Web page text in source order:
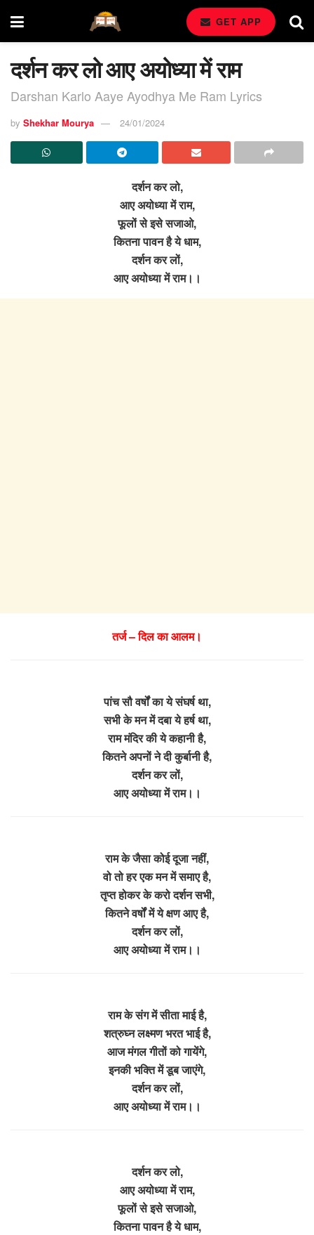
GET APP
दर्शन कर लो आए अयोध्या में राम
Darshan Karlo Aaye Ayodhya Me Ram Lyrics
by Shekhar Mourya 24/01/2024
दर्शन कर लो,
आए अयोध्या में राम,
फूलों से इसे सजाओ,
कितना पावन है ये धाम,
दर्शन कर लों,
आए अयोध्या में राम।।
तर्ज – दिल का आलम।
पांच सौ वर्षों का ये संघर्ष था,
सभी के मन में दबा ये हर्ष था,
राम मंदिर की ये कहानी है,
कितने अपनों ने दी कुर्बानी है,
दर्शन कर लों,
आए अयोध्या में राम।।
राम के जैसा कोई दूजा नहीं,
वो तो हर एक मन में समाए है,
तृप्त होकर के करो दर्शन सभी,
कितने वर्षों में ये क्षण आए है,
दर्शन कर लों,
आए अयोध्या में राम।।
राम के संग में सीता माई है,
शत्रुघ्न लक्ष्मण भरत भाई है,
आज मंगल गीतों को गायेंगे,
इनकी भक्ति में डूब जाएंगे,
दर्शन कर लों,
आए अयोध्या में राम।।
दर्शन कर लो,
आए अयोध्या में राम,
फूलों से इसे सजाओ,
कितना पावन है ये धाम,